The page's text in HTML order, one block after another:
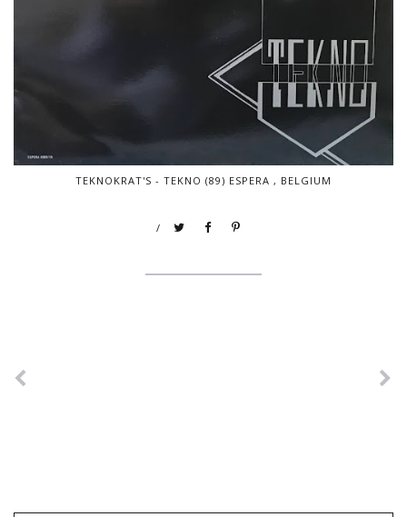
TEKNOKRAT'S - TEKNO (89) ESPERA , BELGIUM
/